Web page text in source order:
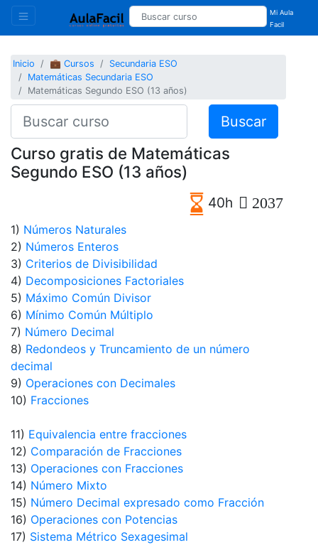
Mi Aula
Facil
Inicio 💼 Cursos
Secundaria ESO
Matemáticas Secundaria ESO
Matemáticas Segundo ESO (13 años)
Buscar
Curso gratis de Matemáticas
Segundo ESO (13 años)
40h 2037
1) Números Naturales
2) Números Enteros
3) Criterios de Divisibilidad
4) Decomposiciones Factoriales
5) Máximo Común Divisor
6) Mínimo Común Múltiplo
7) Número Decimal
8) Redondeos y Truncamiento de un número
decimal
9) Operaciones con Decimales
10) Fracciones
11) Equivalencia entre fracciones
12) Comparación de Fracciones
13) Operaciones con Fracciones
14) Número Mixto
15) Número Decimal expresado como Fracción
16) Operaciones con Potencias
17) Sistema Métrico Sexagesimal